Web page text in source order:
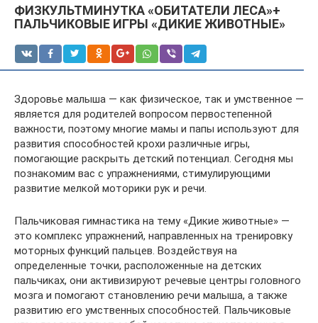
ФИЗКУЛЬТМИНУТКА «ОБИТАТЕЛИ ЛЕСА»+
ПАЛЬЧИКОВЫЕ ИГРЫ «ДИКИЕ ЖИВОТНЫЕ»
Здоровье малыша — как физическое, так и умственное —
является для родителей вопросом первостепенной
важности, поэтому многие мамы и папы используют для
развития способностей крохи различные игры,
помогающие раскрыть детский потенциал. Сегодня мы
познакомим вас с упражнениями, стимулирующими
развитие мелкой моторики рук и речи.
Пальчиковая гимнастика на тему «Дикие животные» —
это комплекс упражнений, направленных на тренировку
моторных функций пальцев. Воздействуя на
определенные точки, расположенные на детских
пальчиках, они активизируют речевые центры головного
мозга и помогают становлению речи малыша, а также
развитию его умственных способностей. Пальчиковые